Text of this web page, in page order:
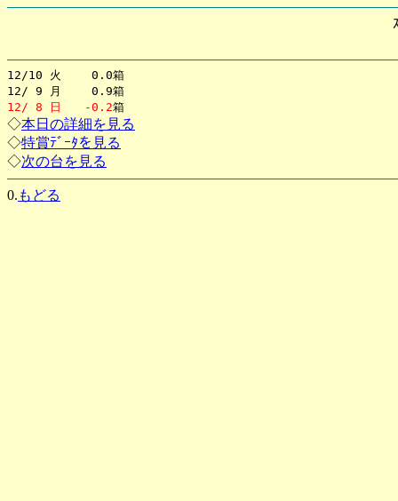
12/10 火 0.0箱
12/ 9 月 0.9箱
12/ 8 日
-0.2箱
◇本日の詳細を見る
◇特賞ﾃﾞｰﾀを見る
◇次の台を見る
0. もどる